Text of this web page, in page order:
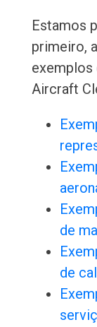
Estamos
primeiro,
exemplos
Aircraft
de
de